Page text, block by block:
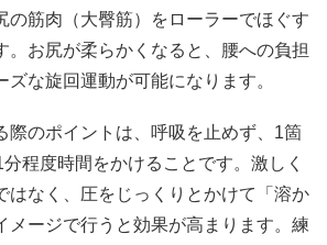
の筋肉（大臀筋）をローラーでほぐす
。お尻が柔らかくなると、腰への負担
ズな旋回運動が可能になります。
際のポイントは、呼吸を止めず、1箇
程度時間をかけることです。激しく
はなく、圧をじっくりとかけて「溶か
メージで行うと効果が高まります。練